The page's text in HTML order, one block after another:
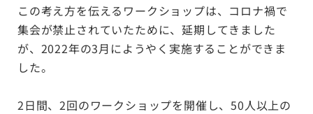
この考え方を伝えるワークショップは、コロナ禍で
集会が禁止されていたために、延期してきました
が、2022年の3月にようやく実施することができま
した。
2日間、2回のワークショップを開催し、50人以上の